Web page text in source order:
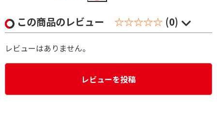
この商品のレビュー ☆☆☆☆☆ (0)
レビューはありません。
レビューを投稿